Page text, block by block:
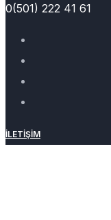
0(501) 222 41 61
İLETIŞIM